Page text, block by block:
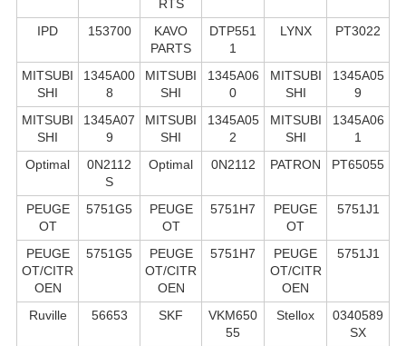
RTS
IPD
153700
KAVO
PARTS
DTP551
1
LYNX PT3022
MITSUBI
SHI
1345A00
8
MITSUBI
SHI
1345A06
0
MITSUBI
SHI
1345A05
9
MITSUBI
SHI
1345A07
9
MITSUBI
SHI
1345A05
2
MITSUBI
SHI
1345A06
1
Optimal
0N2112
S
Optimal 0N2112 PATRON PT65055
PEUGE
OT
5751G5
PEUGE
OT
5751H7
PEUGE
OT
5751J1
PEUGE
OT/CITR
OEN
5751G5
PEUGE
OT/CITR
OEN
5751H7
PEUGE
OT/CITR
OEN
5751J1
Ruville 56653 SKF
VKM650
55
Stellox
0340589
SX